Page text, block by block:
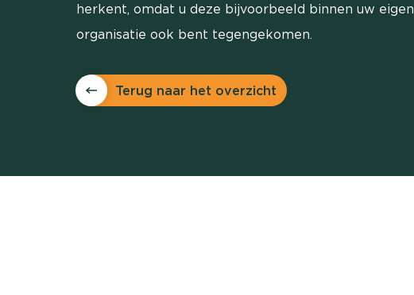
herkent, omdat u deze bijvoorbeeld binnen uw eigen
organisatie ook bent tegengekomen.
Terug naar het overzicht